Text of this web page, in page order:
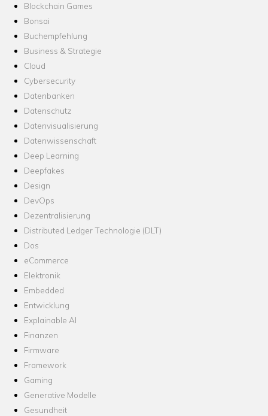
Blockchain Games
Bonsai
Buchempfehlung
Business & Strategie
Cloud
Cybersecurity
Datenbanken
Datenschutz
Datenvisualisierung
Datenwissenschaft
Deep Learning
Deepfakes
Design
DevOps
Dezentralisierung
Distributed Ledger Technologie (DLT)
Dos
eCommerce
Elektronik
Embedded
Entwicklung
Explainable AI
Finanzen
Firmware
Framework
Gaming
Generative Modelle
Gesundheit